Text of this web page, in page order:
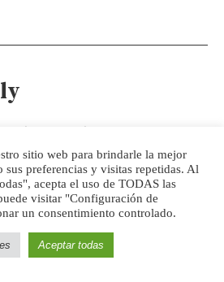
post a comment.
sitio web para brindarle la mejor
sus preferencias y visitas repetidas. Al
acepta el uso de TODAS las
visitar "Configuración de
un consentimiento controlado.
Aceptar todas